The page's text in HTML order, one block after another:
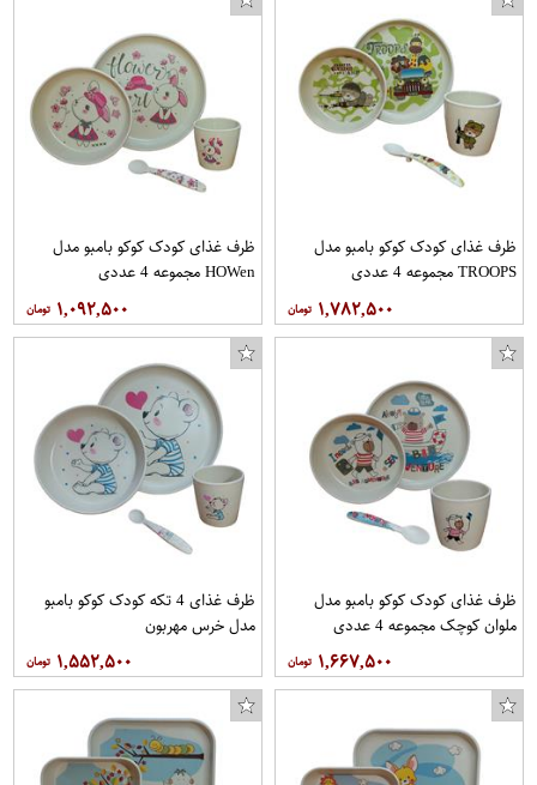
ظرف غذای کودک کوکو بامبو مدل
TROOPS مجموعه 4 عددی
۱,۷۸۲,۵۰۰
ظرف غذای کودک کوکو بامبو مدل
HOWen مجموعه 4 عددی
۱,۰۹۲,۵۰۰
ظرف غذای کودک کوکو بامبو مدل
ملوان کوچک مجموعه 4 عددی
۱,۶۶۷,۵۰۰
ظرف غذای 4 تکه کودک کوکو بامبو
مدل خرس مهربون
۱,۵۵۲,۵۰۰